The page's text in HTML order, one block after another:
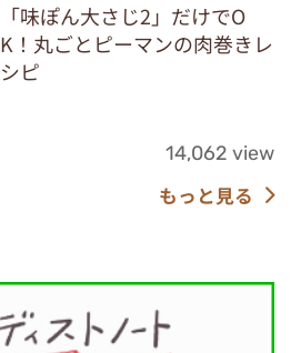
「味ぽん大さじ2」だけでO
K！丸ごとピーマンの肉巻きレ
シピ
14,062 view
もっと見る